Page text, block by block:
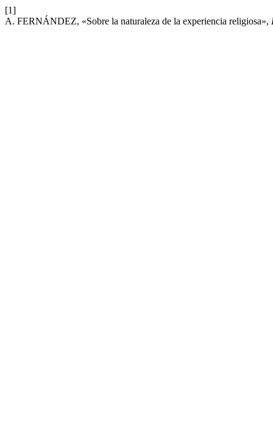
[1]
A. FERNÁNDEZ, «Sobre la naturaleza de la experiencia religiosa»,